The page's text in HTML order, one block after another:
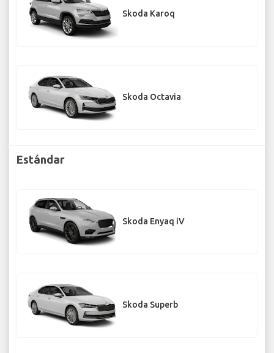
Skoda Karoq
Skoda Octavia
Estándar
Skoda Enyaq iV
Skoda Superb